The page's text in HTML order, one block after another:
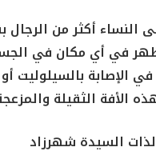
أكثر من الرجال
في أي مكان في
بالسيلوليت أو
الأفة الثقيلة
السيدة شهرزاد